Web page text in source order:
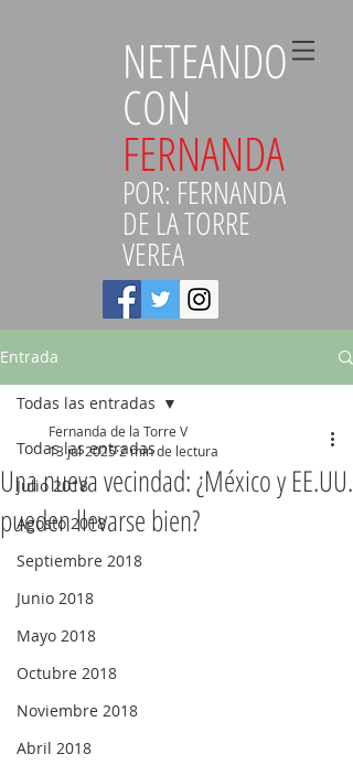
NETEANDO
CON
FERNANDA
POR: FERNANDA
DE LA TORRE
VEREA
Entrada
Todas las entradas
Julio 2018
Agosto 2018
Septiembre 2018
Junio 2018
Mayo 2018
Octubre 2018
Noviembre 2018
Abril 2018
Todas las entradas
Una nueva vecindad: ¿México y EE.UU.
pueden llevarse bien?
Fernanda de la Torre V
13 jul 20252 min de lectura